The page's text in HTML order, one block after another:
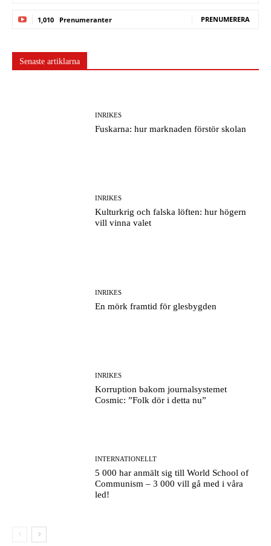
1,010 Prenumeranter PRENUMERERA
Senaste artiklarna
INRIKES
Fuskarna: hur marknaden förstör skolan
INRIKES
Kulturkrig och falska löften: hur högern
vill vinna valet
INRIKES
En mörk framtid för glesbygden
INRIKES
Korruption bakom journalsystemet
Cosmic: ”Folk dör i detta nu”
INTERNATIONELLT
5 000 har anmält sig till World School of
Communism – 3 000 vill gå med i våra
led!